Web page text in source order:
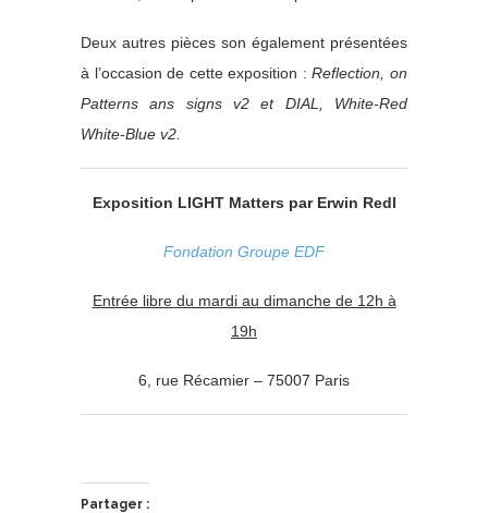
Deux autres pièces son également présentées
à l’occasion de cette exposition :Reflection, on
Patterns ans signs v2 et DIAL, White-Red
White-Blue v2.
Exposition LIGHT Matters par Erwin Redl
Fondation Groupe EDF
Entrée libre du mardi au dimanche de 12h à
19h
6, rue Récamier – 75007 Paris
Partager :